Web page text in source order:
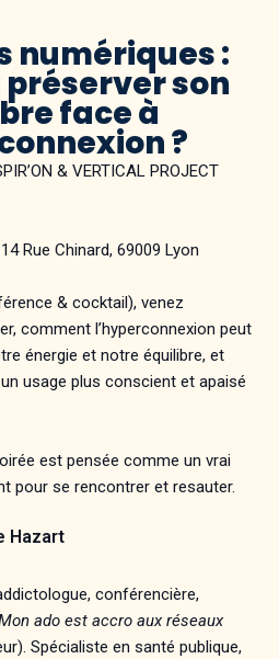
numériques :
son
face à
?
& VERTICAL PROJECT
Rue Chinard, 69009 Lyon
& cocktail), venez
comment l’hyperconnexion peut
énergie et notre équilibre, et
usage plus conscient et apaisé
est pensée comme un vrai
pour se rencontrer et resauter.
Hazart
conférencière,
ado est accro aux réseaux
Spécialiste en santé publique,